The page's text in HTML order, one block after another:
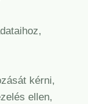
kérni,
ellen,